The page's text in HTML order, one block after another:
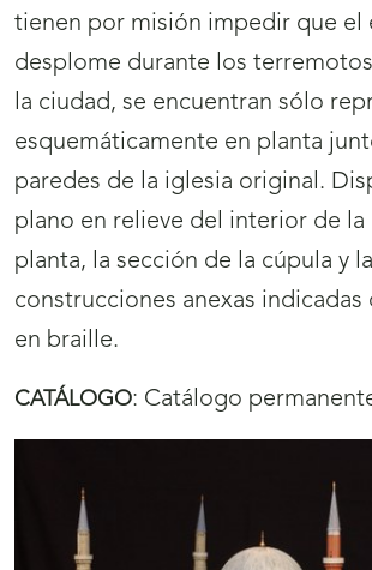
tienen por misión impedir que el
desplome durante los
la ciudad, se encuentran sólo
esquemáticamente en planta
paredes de la iglesia original.
plano en relieve del interior de la
planta, la sección de la cúpula y
construcciones anexas indicadas
en braille.
CATÁLOGO: Catálogo